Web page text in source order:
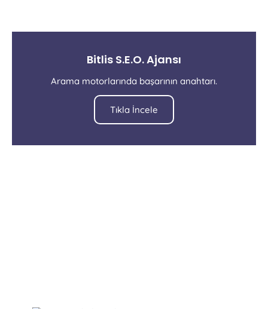
Bitlis S.E.O. Ajansı
Arama motorlarında başarının anahtarı.
Tıkla İncele